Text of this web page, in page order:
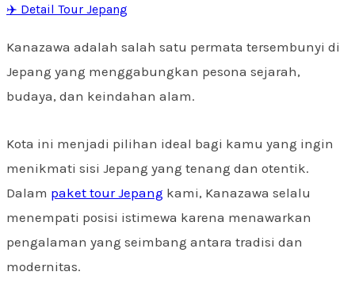
✈️ Detail Tour Jepang
Kanazawa adalah salah satu permata tersembunyi di
Jepang yang menggabungkan pesona sejarah,
budaya, dan keindahan alam.
Kota ini menjadi pilihan ideal bagi kamu yang ingin
menikmati sisi Jepang yang tenang dan otentik.
Dalam paket tour Jepang kami, Kanazawa selalu
menempati posisi istimewa karena menawarkan
pengalaman yang seimbang antara tradisi dan
modernitas.